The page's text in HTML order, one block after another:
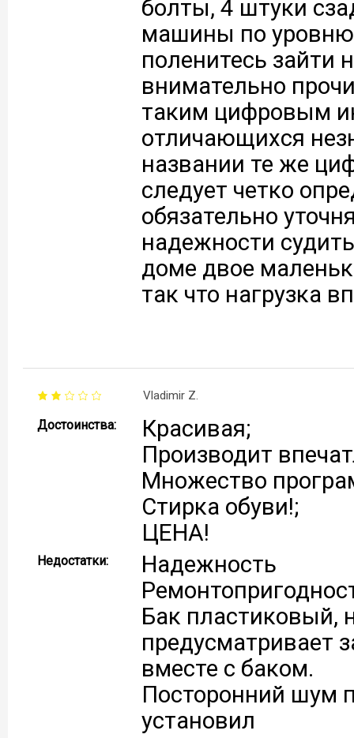
болты, 4 штуки
машины по
поленитесь зайти
внимательно
таким цифровым
отличающихся
названии те же
следует четко
обязательно
надежности
доме двое
так что нагрузка
Vladimir Z.
Достоинства:
Красивая;
Производит
Множество
Стирка обуви!;
ЦЕНА!
Недостатки:
Надежность
Бак пластиковый,
предусматривает
вместе с баком.
Посторонний шум
установил